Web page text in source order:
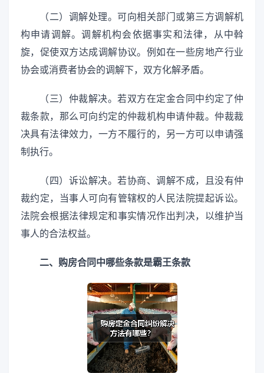
（二）调解处理。可向相关部门或第三方调解机
构申请调解。调解机构会依据事实和法律，从中斡
旋，促使双方达成调解协议。例如在一些房地产行业
协会或消费者协会的调解下，双方化解矛盾。
（三）仲裁解决。若双方在定金合同中约定了仲
裁条款，那么可向约定的仲裁机构申请仲裁。仲裁裁
决具有法律效力，一方不履行的，另一方可以申请强
制执行。
（四）诉讼解决。若协商、调解不成，且没有仲
裁约定，当事人可向有管辖权的人民法院提起诉讼。
法院会根据法律规定和事实情况作出判决，以维护当
事人的合法权益。
二、购房合同中哪些条款是霸王条款